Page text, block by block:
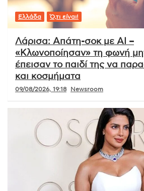
Ελλάδα Ό,τι είναι!
Λάρισα: Απάτη-σοκ με AI –
«Κλωνοποίησαν» τη φωνή
έπεισαν το παιδί της να
και κοσμήματα
09/08/2026, 19:18 Newsroom